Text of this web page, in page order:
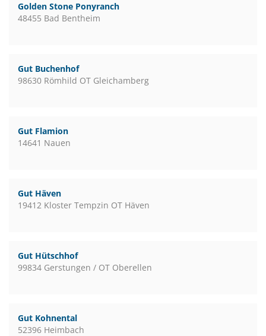
Golden Stone Ponyranch
48455 Bad Bentheim
Gut Buchenhof
98630 Römhild OT Gleichamberg
Gut Flamion
14641 Nauen
Gut Häven
19412 Kloster Tempzin OT Häven
Gut Hütschhof
99834 Gerstungen / OT Oberellen
Gut Kohnental
52396 Heimbach